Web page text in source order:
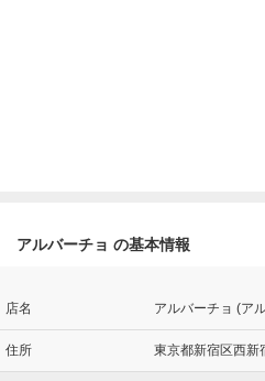
アルバーチョ の基本情報
店名 アルバーチョ (ア
住所 東京都新宿区西新